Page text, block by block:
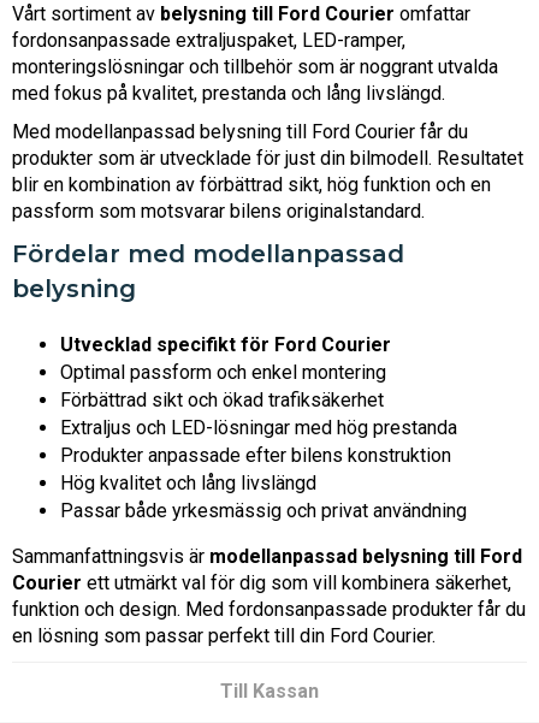
Vårt sortiment av belysning till Ford Courier omfattar
fordonsanpassade extraljuspaket, LED-ramper,
monteringslösningar och tillbehör som är noggrant utvalda
med fokus på kvalitet, prestanda och lång livslängd.
Med modellanpassad belysning till Ford Courier får du
produkter som är utvecklade för just din bilmodell. Resultatet
blir en kombination av förbättrad sikt, hög funktion och en
passform som motsvarar bilens originalstandard.
Fördelar med modellanpassad
belysning
Utvecklad specifikt för Ford Courier
Optimal passform och enkel montering
Förbättrad sikt och ökad trafiksäkerhet
Extraljus och LED-lösningar med hög prestanda
Produkter anpassade efter bilens konstruktion
Hög kvalitet och lång livslängd
Passar både yrkesmässig och privat användning
Sammanfattningsvis är modellanpassad belysning till Ford
Courier ett utmärkt val för dig som vill kombinera säkerhet,
funktion och design. Med fordonsanpassade produkter får du
en lösning som passar perfekt till din Ford Courier.
Till Kassan